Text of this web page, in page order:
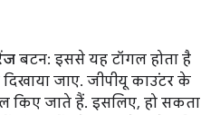
बटन: इससे यह टॉगल होता है
जाए. जीपीयू काउंटर के
किए जाते हैं. इसलिए, हो सकता